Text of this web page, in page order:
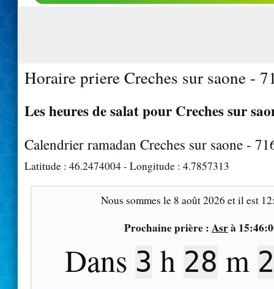
Horaire priere Creches sur saone -
Les heures de salat pour Creches sur
Calendrier ramadan Creches sur saone -
Latitude : 46.2474004- Longitude : 4.7857313
Nous sommes le 8 août 2026 et il est
Prochaine prière : Asrà
Dans 3 h 28 m